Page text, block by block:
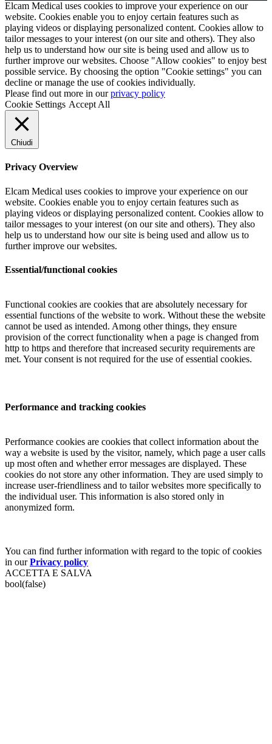
Elcam Medical uses cookies to improve your experience on our
website. Cookies enable you to enjoy certain features such as
playing videos or displaying personalized content. Cookies allow to
tailor messages to your interest (on our site and others). They also
help us to understand how our site is being used and allow us to
further improve our websites. Choose "Allow cookies" to enjoy best
possible service. By choosing the option "Cookie settings" you can
decline or manage the use of cookies individually.
Please find out more in ourprivacy policy
Cookie Settings Accept All
Chiudi
Privacy Overview
Elcam Medical uses cookies to improve your experience on our
website. Cookies enable you to enjoy certain features such as
playing videos or displaying personalized content. Cookies allow to
tailor messages to your interest (on our site and others). They also
help us to understand how our site is being used and allow us to
further improve our websites.
Essential/functional cookies
Functional cookies are cookies that are absolutely necessary for
essential functions of the website to work. Without these the website
cannot be used as intended. Among other things, they ensure
provision of the correct functionality when a page is changed from
http to https and therefore that increased security requirements are
met. Your consent is not required for the use of essential cookies.
Performance and tracking cookies
Performance cookies are cookies that collect information about the
way a website is used by the visitor, namely, which page a user calls
up most often and whether error messages are displayed. These
cookies do not store any other information. They are used simply to
increase user-friendliness and to tailor websites more specifically to
the individual user. This information is also stored only in
anonymized form.
You can find further information with regard to the topic of cookies
in ourPrivacy policy
ACCETTA E SALVA
bool(false)